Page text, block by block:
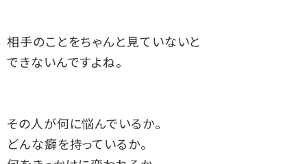
相手のことをちゃんと見ていないと
できないんですよね。
その人が何に悩んでいるか。
どんな癖を持っているか。